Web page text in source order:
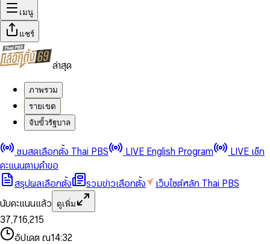
เมนู
แชร์
ล่าสุด
ภาพรวม
รายเขต
จับขั้วรัฐบาล
ชมสดเลือกตั้ง Thai PBS LIVE English Program
LIVE เช็ก
คะแนนตามคำขอ
สรุปผลเลือกตั้ง
รวมข่าวเลือกตั้ง
เว็บไซต์หลัก Thai PBS
นับคะแนนแล้ว
ดูเพิ่ม
0
1
2
3
4
0
1
2
3
4
5
6
7
8
,
0
1
2
4
6
7
8
0
1
2
0
1
3
5
6
7
,
1
2
0
1
0
2
3
4
5
อัปเดต ณ14:32
0
1
2
0
1
2
0
1 0